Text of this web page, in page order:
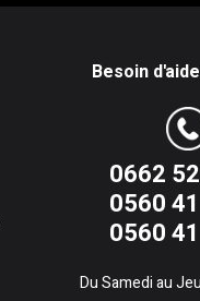
Besoin d'aide
0662
0560
0560
Du Samedi au